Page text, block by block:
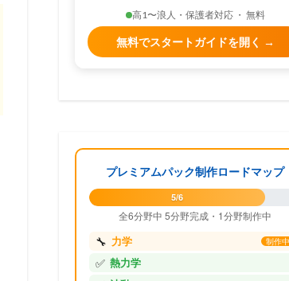
高1〜浪人・保護者対応 ・ 無料
無料でスタートガイドを開く →
プレミアムパック制作ロードマップ
5/6
全6分野中 5分野完成・1分野制作中
🔧 力学 制作中
✅ 熱力学